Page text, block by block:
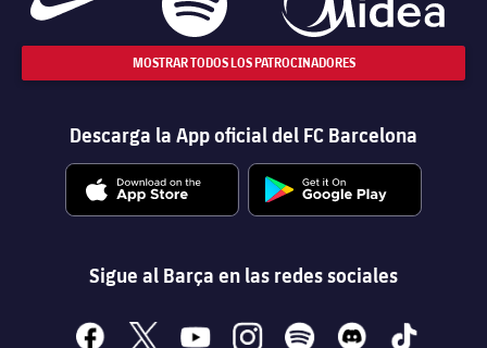
MOSTRAR TODOS LOS PATROCINADORES
Descarga la App oficial del FC Barcelona
Sigue al Barça en las redes sociales
facebook
x youtubeinstagramspotify discord tiktok